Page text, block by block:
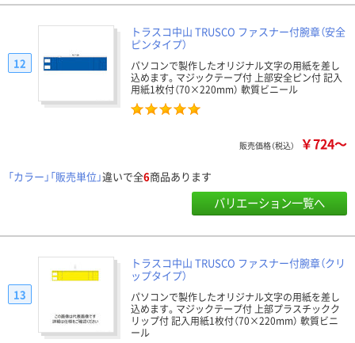
トラスコ中山 TRUSCO ファスナー付腕章（安全
ピンタイプ）
パソコンで製作したオリジナル文字の用紙を差し
込めます。マジックテープ付 上部安全ピン付 記入
用紙1枚付（70×220mm） 軟質ビニール
12
販売価格（税込） ￥724～
「カラー」「販売単位」違いで全6商品あります
バリエーション一覧へ
トラスコ中山 TRUSCO ファスナー付腕章（クリ
ップタイプ）
パソコンで製作したオリジナル文字の用紙を差し
込めます。マジックテープ付 上部プラスチックク
リップ付 記入用紙1枚付（70×220mm） 軟質ビニ
ール
13